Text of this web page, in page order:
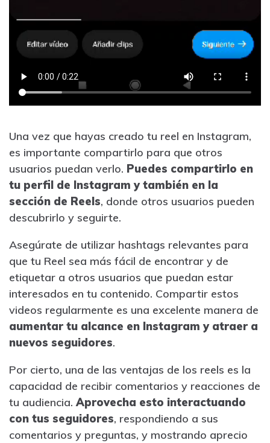
Una vez que hayas creado tu reel en Instagram,
es importante compartirlo para que otros
usuarios puedan verlo. Puedes compartirlo en
tu perfil de Instagram y también en la
sección de Reels, donde otros usuarios pueden
descubrirlo y seguirte.
Asegúrate de utilizar hashtags relevantes para
que tu Reel sea más fácil de encontrar y de
etiquetar a otros usuarios que puedan estar
interesados en tu contenido. Compartir estos
videos regularmente es una excelente manera de
aumentar tu alcance en Instagram y atraer a
nuevos seguidores.
Por cierto, una de las ventajas de los reels es la
capacidad de recibir comentarios y reacciones de
tu audiencia. Aprovecha esto interactuando
con tus seguidores, respondiendo a sus
comentarios y preguntas, y mostrando aprecio